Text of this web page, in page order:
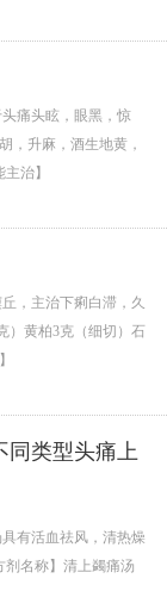
痛头眩，眼黑，惊
，升麻，酒生地黄，
治】
，主治下痢白滞，久
）黄柏3克（细切）石
同类型头痛上
有活血祛风，清热燥
名称】清上蠲痛汤